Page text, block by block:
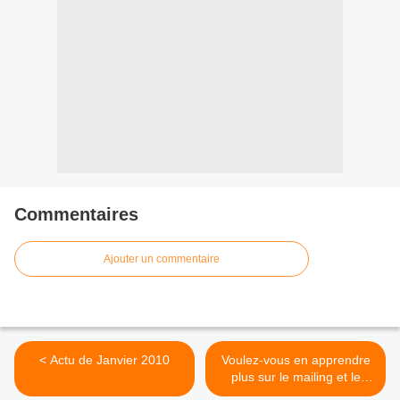
Commentaires
Ajouter un commentaire
< Actu de Janvier 2010
Voulez-vous en apprendre
plus sur le mailing et le
publipostage? >